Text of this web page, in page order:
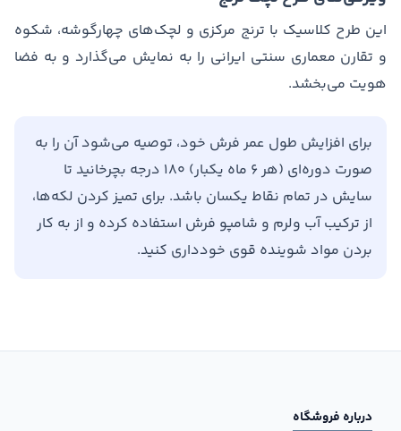
این طرح کلاسیک با ترنج مرکزی و لچک‌های چهارگوشه، شکوه
و تقارن معماری سنتی ایرانی را به نمایش می‌گذارد و به فضا
هویت می‌بخشد.
برای افزایش طول عمر فرش خود، توصیه می‌شود آن را به
صورت دوره‌ای (هر ۶ ماه یکبار) ۱۸۰ درجه بچرخانید تا
سایش در تمام نقاط یکسان باشد. برای تمیز کردن لکه‌ها،
از ترکیب آب ولرم و شامپو فرش استفاده کرده و از به کار
بردن مواد شوینده قوی خودداری کنید.
درباره فروشگاه